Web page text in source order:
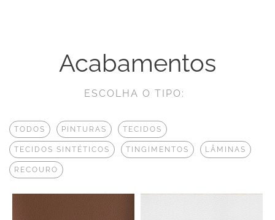
Acabamentos
ESCOLHA O TIPO:
TODOS PINTURAS TECIDOS
TECIDOS SINTÉTICOS TINGIMENTOS LÂMINAS
RECOURO